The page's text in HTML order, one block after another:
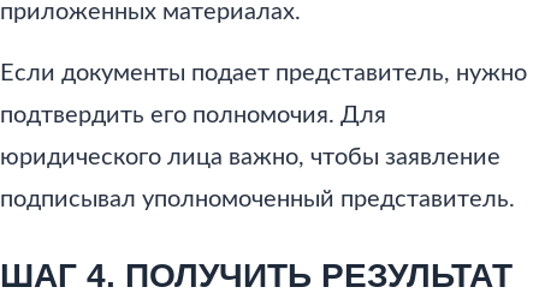
приложенных материалах.
Если документы подает представитель, нужно
подтвердить его полномочия. Для
юридического лица важно, чтобы заявление
подписывал уполномоченный представитель.
ШАГ 4. ПОЛУЧИТЬ РЕЗУЛЬТАТ